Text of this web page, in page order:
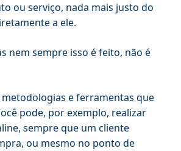
ou serviço, nada mais justo do
a ele.
nem sempre isso é feito, não é
metodologias e ferramentas que
pode, por exemplo, realizar
sempre que um cliente
ou mesmo no ponto de